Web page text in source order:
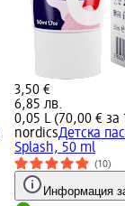
3,50 €
6,85 лв.
0,05 L (70,00 € за
nordicsДетска
Splash, 50 ml
(10)
Информация